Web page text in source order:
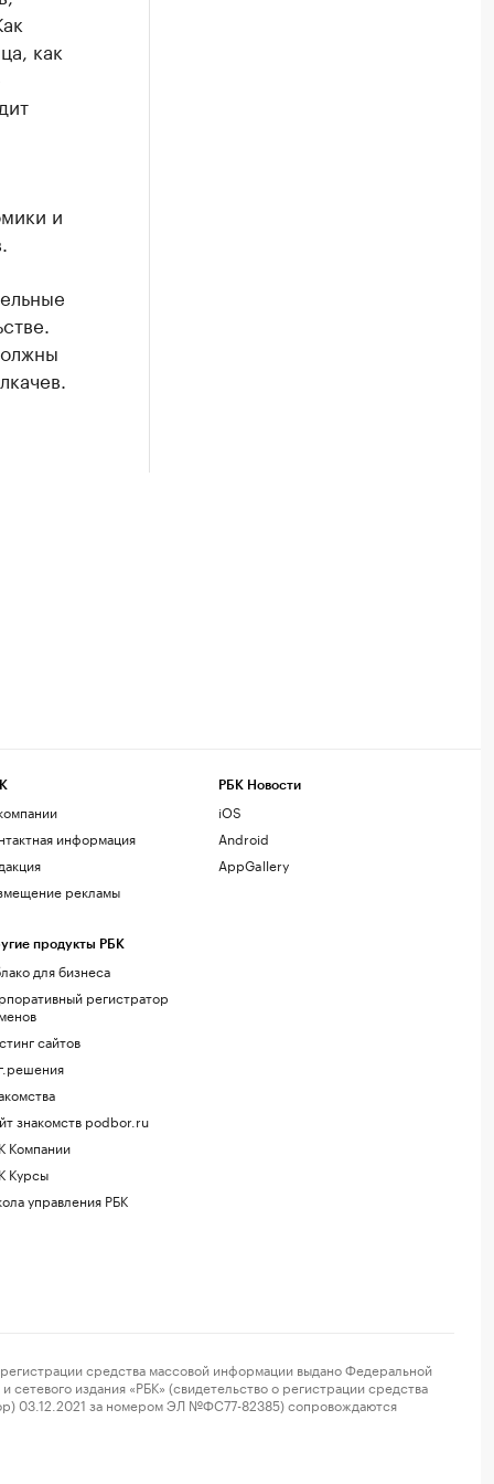
как
и
информация
рекламы
продукты РБК
для бизнеса
регистратор
сайтов
знакомств podbor.ru
Компании
Курсы
управления РБК
РБК Новости
iOS
Android
AppGallery
средства массовой информации выдано Федеральной
издания «РБК» (свидетельство о регистрации средства
03.12.2021 за номером ЭЛ №ФС77-82385) сопровождаются